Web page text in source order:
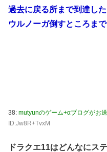
過去に戻る所まで到達し
ウルノーガ倒すところま
38: mutyunのゲーム+αブログがお送
ID:Jw8R+TvxM
ドラクエ11はどんなにス